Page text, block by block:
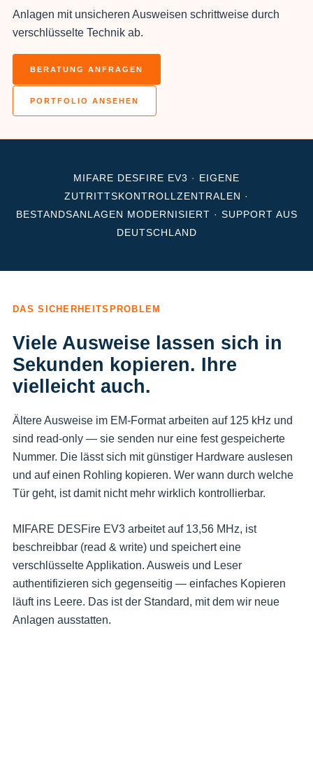
Anlagen mit unsicheren Ausweisen schrittweise durch
verschlüsselte Technik ab.
BERATUNG ANFRAGEN
PORTFOLIO ANSEHEN
MIFARE DESFIRE EV3 · EIGENE
ZUTRITTSKONTROLLZENTRALEN ·
BESTANDSANLAGEN MODERNISIERT · SUPPORT AUS
DEUTSCHLAND
DAS SICHERHEITSPROBLEM
Viele Ausweise lassen sich in
Sekunden kopieren. Ihre
vielleicht auch.
Ältere Ausweise im EM-Format arbeiten auf 125 kHz und
sind read-only — sie senden nur eine fest gespeicherte
Nummer. Die lässt sich mit günstiger Hardware auslesen
und auf einen Rohling kopieren. Wer wann durch welche
Tür geht, ist damit nicht mehr wirklich kontrollierbar.
MIFARE DESFire EV3 arbeitet auf 13,56 MHz, ist
beschreibbar (read & write) und speichert eine
verschlüsselte Applikation. Ausweis und Leser
authentifizieren sich gegenseitig — einfaches Kopieren
läuft ins Leere. Das ist der Standard, mit dem wir neue
Anlagen ausstatten.